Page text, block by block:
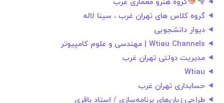
گروه کلاس های تهران غرب ، سینا لاله
دیوار دانشجویی
Wtiau Channels | مهندسی و علوم کامپیوتر
مدیریت دولتی تهران غرب
Wtiau
حسابداری تهران غرب
طراحی زبان‌های برنامه‌سازی / استاد باقری